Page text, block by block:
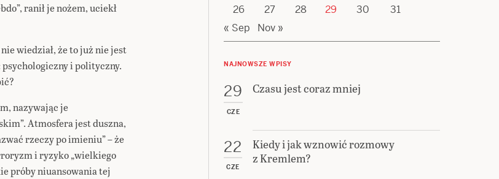
ranił je nożem, uciekł
wiedział, że to już nie jest
psychologiczny i polityczny.
nazywając je
Atmosfera jest duszna,
rzeczy po imieniu” – że
i ryzyko „wielkiego
próby niuansowania tej
26
27 28 29 30
31
« Sep
Nov »
NAJNOWSZE WPISY
29
CZE
Czasu jest coraz mniej
22
CZE
Kiedy i jak wznowić rozmowy
z Kremlem?